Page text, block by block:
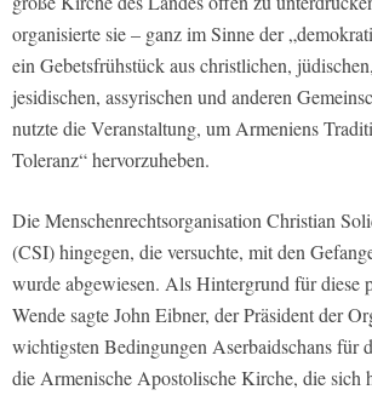
organisierte sie – ganz im Sinne der
ein Gebetsfrühstück aus christlichen,
jesidischen, assyrischen und anderen
nutzte die Veranstaltung, um Armeniens
Toleranz“ hervorzuheben.
Die Menschenrechtsorganisation Christian
(CSI) hingegen, die versuchte, mit den
wurde abgewiesen. Als Hintergrund für diese
Wende sagte John Eibner, der Präsident der
wichtigsten Bedingungen Aserbaidschans für
die Armenische Apostolische Kirche, die sich